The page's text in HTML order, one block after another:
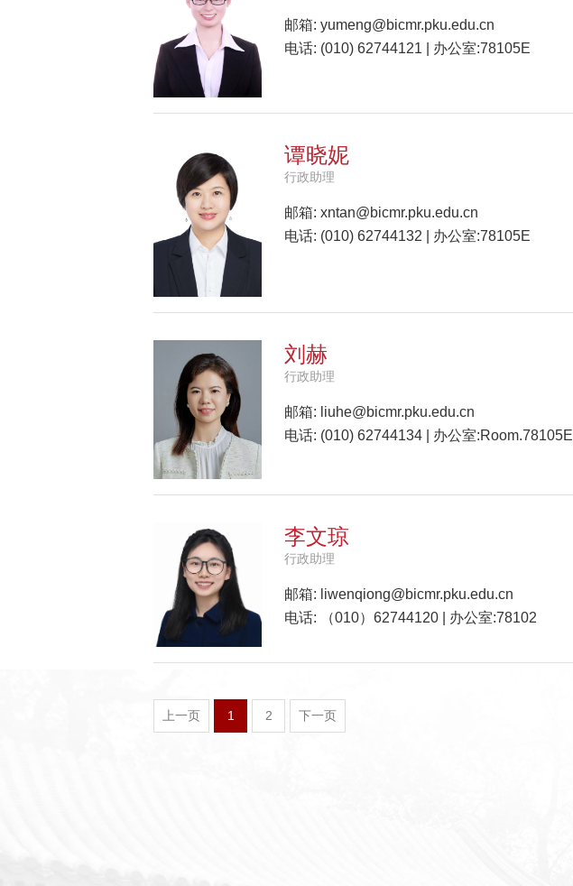
邮箱: yumeng@bicmr.pku.edu.cn
电话: (010) 62744121 | 办公室:78105E
谭晓妮
行政助理
邮箱: xntan@bicmr.pku.edu.cn
电话: (010) 62744132 | 办公室:78105E
刘赫
行政助理
邮箱: liuhe@bicmr.pku.edu.cn
电话: (010) 62744134 | 办公室:Room.78105E
李文琼
行政助理
邮箱: liwenqiong@bicmr.pku.edu.cn
电话: （010）62744120 | 办公室:78102
上一页 1 2 下一页